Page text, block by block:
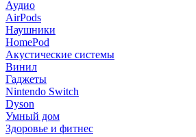
Аудио
AirPods
Наушники
HomePod
Акустические системы
Винил
Гаджеты
Nintendo Switch
Dyson
Умный дом
Здоровье и фитнес